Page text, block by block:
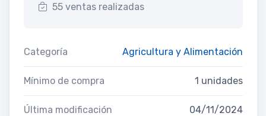
55 ventas realizadas
Categoría Agricultura y Alimentación
Mínimo de compra 1 unidades
Última modificación 04/11/2024